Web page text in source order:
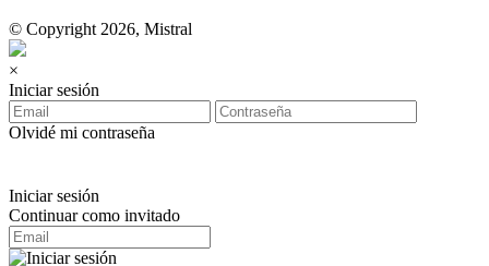
© Copyright 2026, Mistral
×
Iniciar sesión
Olvidé mi contraseña
Iniciar sesión
Continuar como invitado